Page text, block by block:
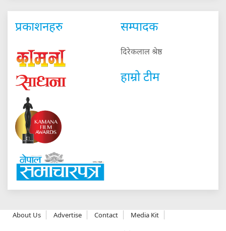
प्रकाशनहरु सम्पादक
दिरेकलाल श्रेष्ठ
हाम्रो टीम
About Us Advertise Contact Media Kit